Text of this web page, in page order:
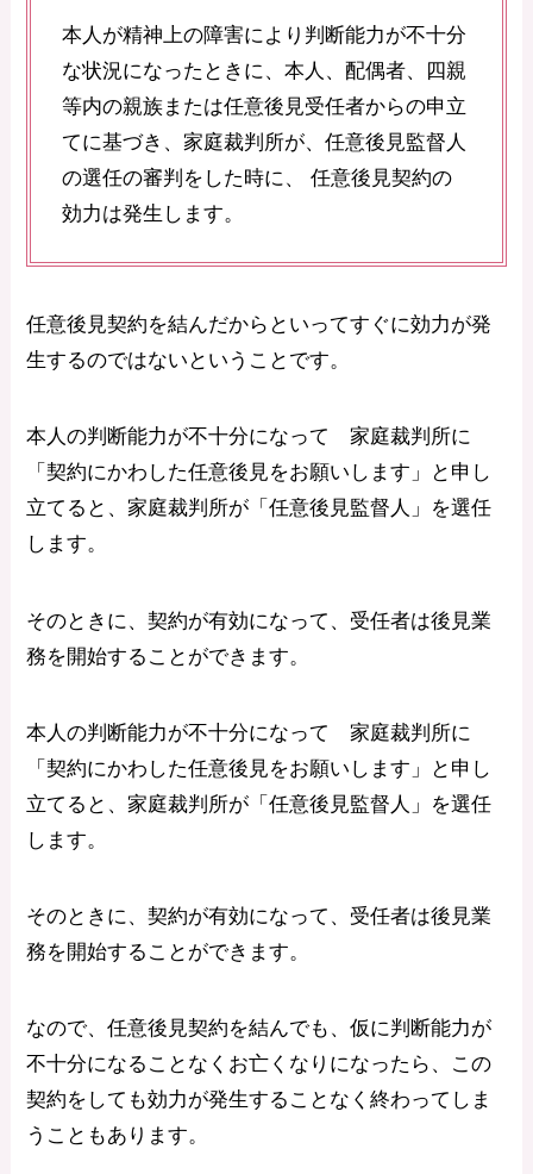
本人が精神上の障害により判断能力が不十分
な状況になったときに、本人、配偶者、四親
等内の親族または任意後見受任者からの申立
てに基づき、家庭裁判所が、任意後見監督人
の選任の審判をした時に、 任意後見契約の
効力は発生します。
任意後見契約を結んだからといってすぐに効力が発
生するのではないということです。
本人の判断能力が不十分になって 家庭裁判所に
「契約にかわした任意後見をお願いします」と申し
立てると、家庭裁判所が「任意後見監督人」を選任
します。
そのときに、契約が有効になって、受任者は後見業
務を開始することができます。
本人の判断能力が不十分になって 家庭裁判所に
「契約にかわした任意後見をお願いします」と申し
立てると、家庭裁判所が「任意後見監督人」を選任
します。
そのときに、契約が有効になって、受任者は後見業
務を開始することができます。
なので、任意後見契約を結んでも、仮に判断能力が
不十分になることなくお亡くなりになったら、この
契約をしても効力が発生することなく終わってしま
うこともあります。